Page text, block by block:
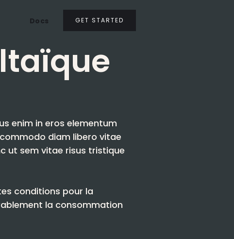
Docs GET STARTED
enim in eros elementum
diam libero vitae
ut sem vitae risus tristique
conditions pour la
la consommation